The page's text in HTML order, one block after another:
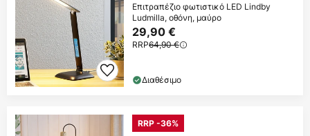
Επιτραπέζιο φωτιστικό LED Lindby
Ludmilla, οθόνη, μαύρο
29,90 €
RRP64,90 €
Διαθέσιμο
RRP -36%